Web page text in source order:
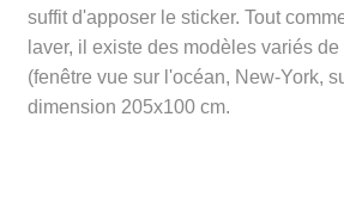
suffit d'apposer le sticker. Tout
laver, il existe des modèles variés
(fenêtre vue sur l'océan, New-York,
dimension 205x100 cm.